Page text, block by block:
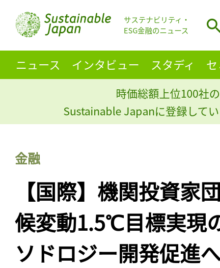
サステナビリティ・
ESG金融のニュース
ニュース インタビュー スタディ
時価総額上位100社
Sustainable Japanに登録して
金融
【国際】機関投資家
候変動1.5℃目標実現
ソドロジー開発促進